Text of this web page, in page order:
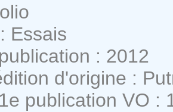
Essais
: 2012
d'origine :
publication VO :